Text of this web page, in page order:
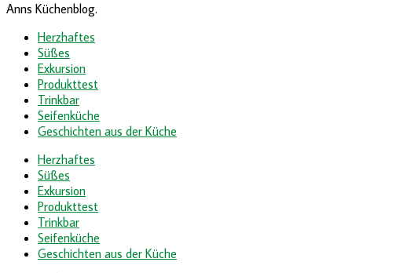
Anns Küchenblog.
Herzhaftes
Süßes
Exkursion
Produkttest
Trinkbar
Seifenküche
Geschichten aus der Küche
Herzhaftes
Süßes
Exkursion
Produkttest
Trinkbar
Seifenküche
Geschichten aus der Küche